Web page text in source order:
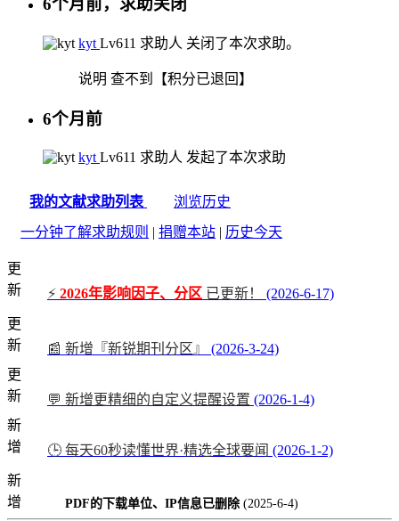
6个月前，求助关闭
kyt Lv611 求助人 关闭了本次求助。
说明 查不到【积分已退回】
6个月前
kytLv611 求助人 发起了本次求助
我的文献求助列表
浏览历史
一分钟了解求助规则
捐赠本站 历史今天
更
新
⚡ 2026年影响因子、分区 已更新！
(2026-6-17)
更
新
📰 新增『新锐期刊分区』
(2026-3-24)
更
新
💬 新增更精细的自定义提醒设置 (2026-1-4)
新
增
🕒 每天60秒读懂世界·精选全球要闻 (2026-1-2)
新
增
PDF的下载单位、IP信息已删除 (2025-6-4)